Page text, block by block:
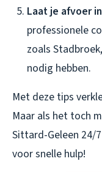
Laat je afvoer
professionele
zoals
nodig hebben.
Met deze tips
Maar als het toch
Sittard-Geleen 24/
voor snelle hulp!